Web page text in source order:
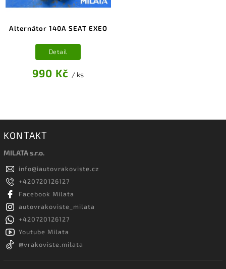
Alternátor 140A SEAT EXEO
990 Kč / ks
Detail
KONTAKT
MILATA s.r.o.
info@iautovrakoviste.cz
+420720126127
Facebook Milata
autovrakoviste_milata
+420720126127
Youtube Milata
@vrakoviste.milata